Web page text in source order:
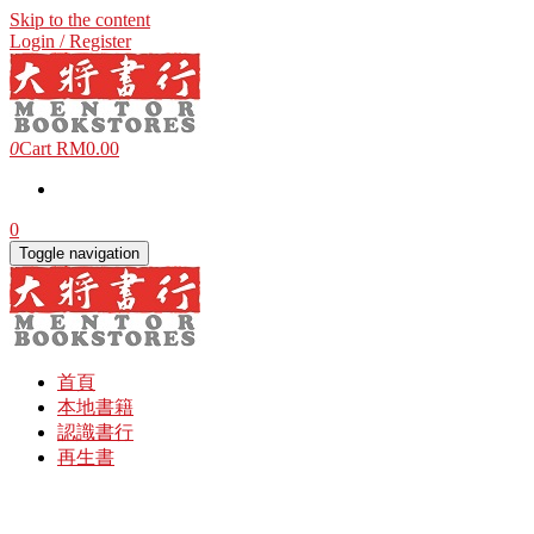
Skip to the content
Login / Register
0Cart RM0.00
0
Toggle navigation
首頁
本地書籍
認識書行
再生書